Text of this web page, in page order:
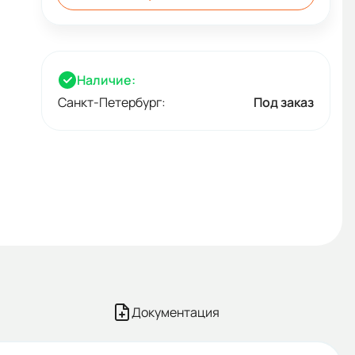
Наличие:
Санкт-Петербург:
Под заказ
Документация